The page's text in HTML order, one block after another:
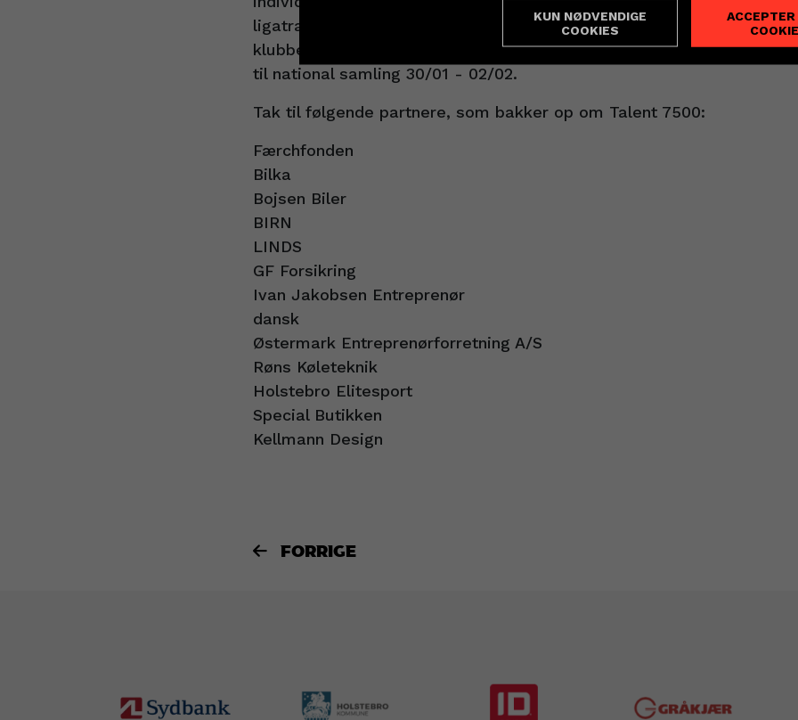
ligatræning. Begge spillere har allerede vist deres værd ved at spille
klubbens U19 ligahold og deltaget i flere ligatræninger. Ligeledes er
til national samling 30/01 - 02/02.
Tak til følgende partnere, som bakker op om Talent 7500:
Færchfonden
Bilka
Bojsen Biler
BIRN
LINDS
GF Forsikring
Ivan Jakobsen Entreprenør
dansk
Østermark Entreprenørforretning A/S
Røns Køleteknik
Holstebro Elitesport
Special Butikken
Kellmann Design
 FORRIGE
KUN NØDVENDIGE
COOKIES